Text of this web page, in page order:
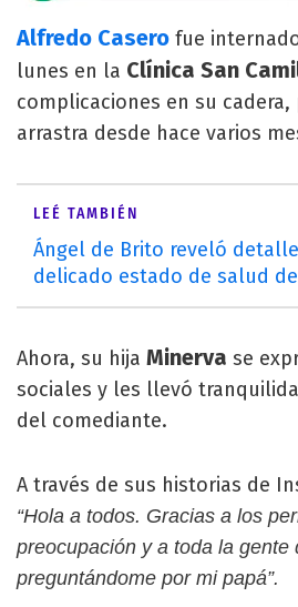
Alfredo Casero fue
lunes en la Clínica San
complicaciones en su
arrastra desde hace varios
LEÉ TAMBIÉN
Ángel de Brito reveló
delicado estado de salud
Ahora, su hija Minerva se
sociales y les llevó
del comediante.
A través de sus historias de
“Hola a todos. Gracias a los
preocupación y a toda la gente
preguntándome por mi papá”.